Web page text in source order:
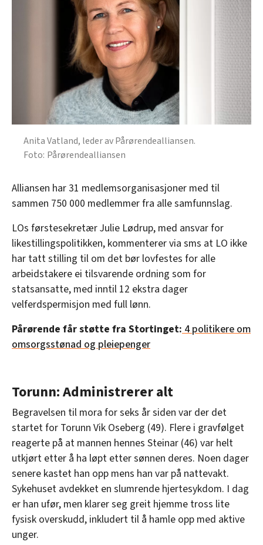
Anita Vatland, leder av Pårørendealliansen.
Pårørendealliansen
Alliansen har 31 medlemsorganisasjoner med til
sammen 750 000 medlemmer fra alle samfunnslag.
LOs førstesekretær Julie Lødrup, med ansvar for
likestillingspolitikken, kommenterer via sms at LO ikke
har tatt stilling til om det bør lovfestes for alle
arbeidstakere ei tilsvarende ordning som for
statsansatte, med inntil 12 ekstra dager
velferdspermisjon med full lønn.
Pårørende får støtte fra Stortinget: 4 politikere om
omsorgsstønad og pleiepenger
Torunn: Administrerer alt
Begravelsen til mora for seks år siden var der det
startet for Torunn Vik Oseberg (49). Flere i gravfølget
reagerte på at mannen hennes Steinar (46) var helt
utkjørt etter å ha løpt etter sønnen deres. Noen dager
senere kastet han opp mens han var på nattevakt.
Sykehuset avdekket en slumrende hjertesykdom. I dag
er han ufør, men klarer seg greit hjemme tross lite
fysisk overskudd, inkludert til å hamle opp med aktive
unger.